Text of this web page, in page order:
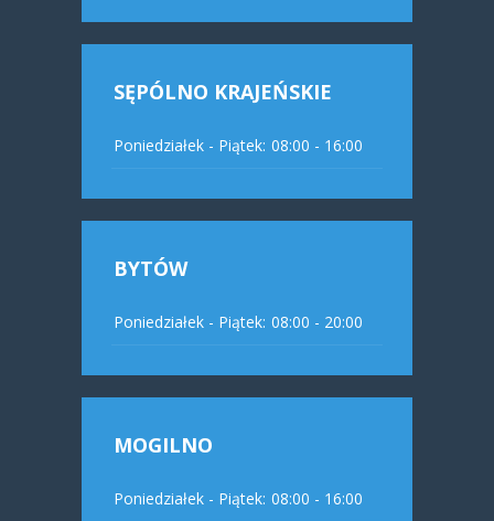
SĘPÓLNO KRAJEŃSKIE
Poniedziałek - Piątek: 08:00 - 16:00
BYTÓW
Poniedziałek - Piątek: 08:00 - 20:00
MOGILNO
Poniedziałek - Piątek: 08:00 - 16:00